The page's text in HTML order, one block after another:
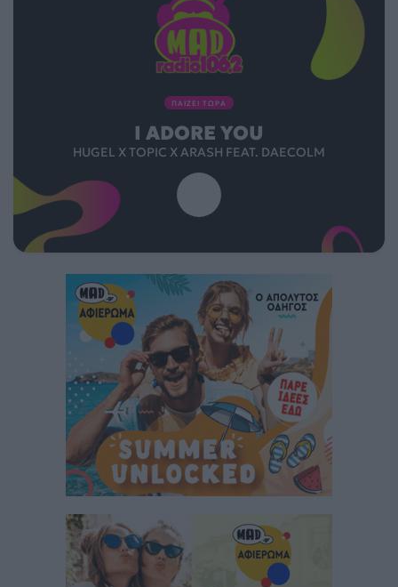
ΠΑΙΖΕΙ ΤΩΡΑ
I ADORE YOU
HUGEL X TOPIC X ARASH FEAT. DAECOLM